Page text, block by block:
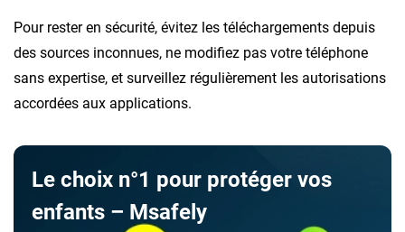
Pour rester en sécurité, évitez les téléchargements depuis
des sources inconnues, ne modifiez pas votre téléphone
sans expertise, et surveillez régulièrement les autorisations
accordées aux applications.
Le choix n°1 pour protéger vos
enfants – Msafely